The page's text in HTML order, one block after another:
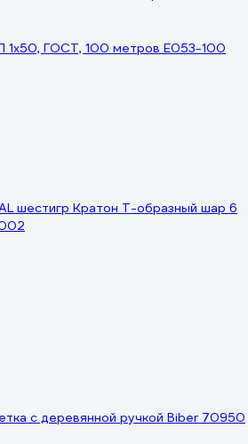
1x50, ГОСТ, 100 метров E053-100
шестигр Кратон Т-образный шар 6
с деревянной ручкой Biber 70950